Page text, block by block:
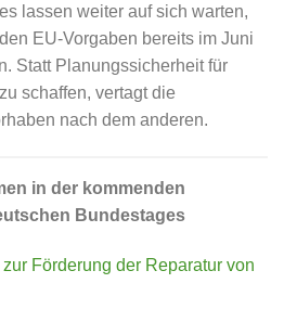
lassen weiter auf sich warten,
EU-Vorgaben bereits im Juni
Statt Planungssicherheit für
schaffen, vertagt die
nach dem anderen.
in der kommenden
Bundestages
Förderung der Reparatur von